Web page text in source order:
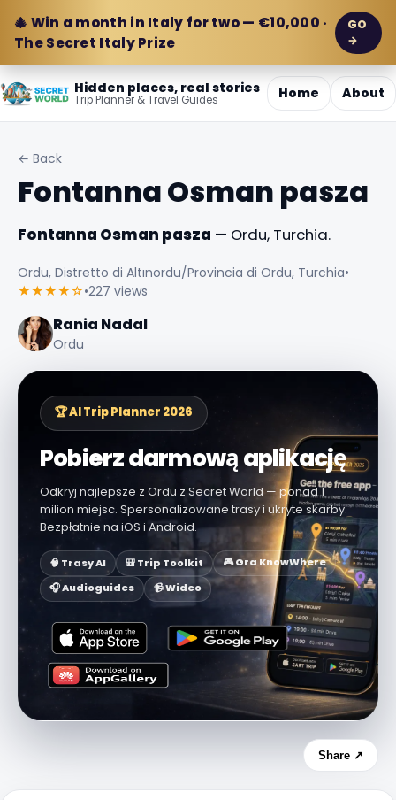
🎄 Win a month in Italy for two — €10,000 ·
The Secret Italy Prize
GO
→
Hidden places, real stories
Trip Planner & Travel Guides Home About
← Back
Fontanna Osman pasza
Fontanna Osman pasza — Ordu, Turchia.
Ordu, Distretto di Altınordu/Provincia di Ordu, Turchia•
★★★★☆•227 views
Rania Nadal
Ordu
🏆 AI Trip Planner 2026
Pobierz darmową aplikację
Odkryj najlepsze z Ordu z Secret World — ponad 1
milion miejsc. Spersonalizowane trasy i ukryte skarby.
Bezpłatnie na iOS i Android.
🧠 Trasy AI 🎒 Trip Toolkit
🎮 Gra KnowWhere
🎧 Audioguides
📹 Wideo
Share ↗